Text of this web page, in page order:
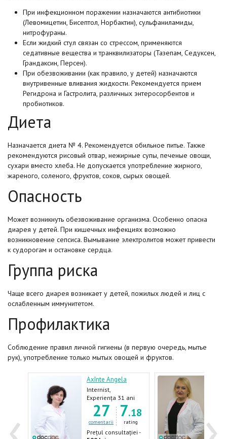
При инфекционном поражении назначаются антибиотики
(Левомицетин, Бисептол, Норбактин), сульфаниламиды,
нитрофураны.
Если жидкий стул связан со стрессом, применяются
седативные вещества и транквилизаторы (Тазепам, Седуксен,
Грандаксин, Персен).
При обезвоживании (как правило, у детей) назначаются
внутривенные вливания жидкости. Рекомендуется прием
Регидрона и Гастролита, различных энтеросорбентов и
пробиотиков.
Диета
Назначается диета № 4. Рекомендуется обильное питье. Также
рекомендуются рисовый отвар, нежирные супы, печеные овощи,
сухари вместо хлеба. Не допускается употребление жирного,
жареного, соленого, фруктов, соков, сырых овощей.
Опасность
Может возникнуть обезвоживание организма. Особенно опасна
диарея у детей. При кишечных инфекциях возможно
возникновение сепсиса. Вымывание электролитов может привести
к судорогам и остановке сердца.
Группа риска
Чаще всего диарея возникает у детей, пожилых людей и лиц с
ослабленным иммунитетом.
Профилактика
Соблюдение правил личной гигиены (в первую очередь, мытье
рук), употребление только мытых овощей и фруктов.
-
Axînte Angela
Internist,
Gastroenterolog
Experiența 31 ani
27
comentarii
7.18
rating
Prețul consultației -